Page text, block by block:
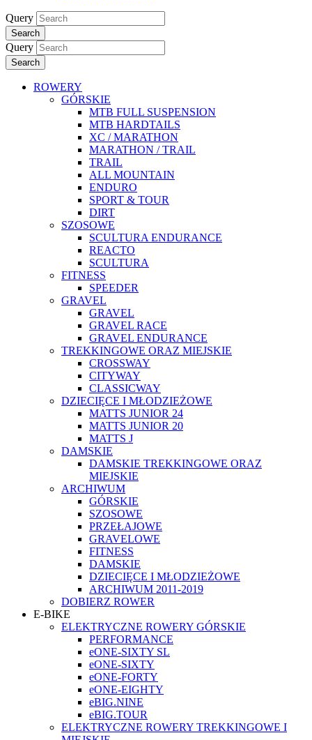
Query
Search
Query
Search
ROWERY
GÓRSKIE
MTB FULL SUSPENSION
MTB HARDTAILS
XC / MARATHON
MARATHON / TRAIL
TRAIL
ALL MOUNTAIN
ENDURO
SPORT & TOUR
DIRT
SZOSOWE
SCULTURA ENDURANCE
REACTO
SCULTURA
FITNESS
SPEEDER
GRAVEL
GRAVEL
GRAVEL RACE
GRAVEL ENDURANCE
TREKKINGOWE ORAZ MIEJSKIE
CROSSWAY
CITYWAY
CLASSICWAY
DZIECIĘCE I MŁODZIEŻOWE
MATTS JUNIOR 24
MATTS JUNIOR 20
MATTS J
DAMSKIE
DAMSKIE TREKKINGOWE ORAZ
MIEJSKIE
ARCHIWUM
GÓRSKIE
SZOSOWE
PRZEŁAJOWE
GRAVELOWE
FITNESS
DAMSKIE
DZIECIĘCE I MŁODZIEŻOWE
ARCHIWUM 2011-2019
DOBIERZ ROWER
E-BIKE
ELEKTRYCZNE ROWERY GÓRSKIE
PERFORMANCE
eONE-SIXTY SL
eONE-SIXTY
eONE-FORTY
eONE-EIGHTY
eBIG.NINE
eBIG.TOUR
ELEKTRYCZNE ROWERY TREKKINGOWE I